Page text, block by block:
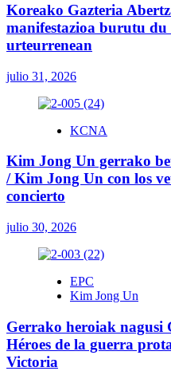
Koreako Gazteria
manifestazioa burutu du
urteurrenean
julio 31, 2026
KCNA
Kim Jong Un gerrako
/ Kim Jong Un con los
concierto
julio 30, 2026
EPC
Kim Jong Un
Gerrako heroiak nagusi
Héroes de la guerra
Victoria